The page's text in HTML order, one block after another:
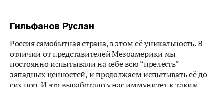
Гильфанов Руслан
Россия самобытная страна, в этом её уникальность. В
отличии от представителей Мезоамерики мы
постоянно испытывали на себе всю “прелесть”
западных ценностей, и продолжаем испытывать её до
сих пор. И это выработало у нас иммунитет к таким